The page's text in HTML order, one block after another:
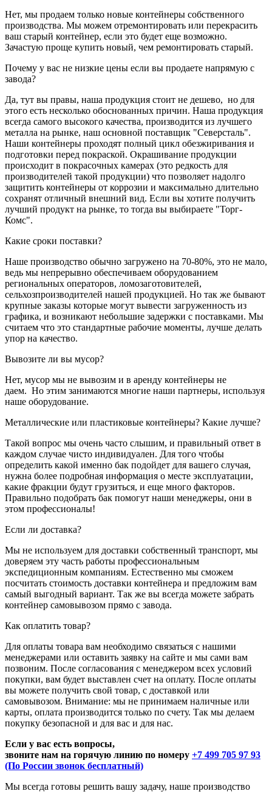
Нет, мы продаем только новые контейнеры собственного
производства. Мы можем отремонтировать или перекрасить
ваш старый контейнер, если это будет еще возможно.
Зачастую проще купить новый, чем ремонтировать старый.
Почему у вас не низкие цены если вы продаете напрямую с
завода?
Да, тут вы правы, наша продукция стоит не дешево, но для
этого есть несколько обоснованных причин. Наша продукция
всегда самого высокого качества, производится из лучшего
металла на рынке, наш основной поставщик "Северсталь".
Наши контейнеры проходят полный цикл обезжиривания и
подготовки перед покраской. Окрашивание продукции
происходит в покрасочных камерах (это редкость для
производителей такой продукции) что позволяет надолго
защитить контейнеры от коррозии и максимально длительно
сохранят отличный внешний вид. Если вы хотите получить
лучший продукт на рынке, то тогда вы выбираете "Торг-
Комс".
Какие сроки поставки?
Наше производство обычно загружено на 70-80%, это не мало,
ведь мы непрерывно обеспечиваем оборудованием
региональных операторов, ломозаготовителей,
сельхозпроизводителей нашей продукцией. Но так же бывают
крупные заказы которые могут вывести загруженность из
графика, и возникают небольшие задержки с поставками. Мы
считаем что это стандартные рабочие моменты, лучше делать
упор на качество.
Вывозите ли вы мусор?
Нет, мусор мы не вывозим и в аренду контейнеры не
даем. Но этим занимаются многие наши партнеры, используя
наше оборудование.
Металлические или пластиковые контейнеры? Какие лучше?
Такой вопрос мы очень часто слышим, и правильный ответ в
каждом случае чисто индивидуален. Для того чтобы
определить какой именно бак подойдет для вашего случая,
нужна более подробная информация о месте эксплуатации,
какие фракции будут грузиться, и еще много факторов.
Правильно подобрать бак помогут наши менеджеры, они в
этом профессионалы!
Если ли доставка?
Мы не используем для доставки собственный транспорт, мы
доверяем эту часть работы профессиональным
экспедиционным компаниям. Естественно мы сможем
посчитать стоимость доставки контейнера и предложим вам
самый выгодный вариант. Так же вы всегда можете забрать
контейнер самовывозом прямо с завода.
Как оплатить товар?
Для оплаты товара вам необходимо связаться с нашими
менеджерами или оставить заявку на сайте и мы сами вам
позвоним. После согласования с менеджером всех условий
покупки, вам будет выставлен счет на оплату. После оплаты
вы можете получить свой товар, с доставкой или
самовывозом. Внимание: мы не принимаем наличные или
карты, оплата производится только по счету. Так мы делаем
покупку безопасной и для вас и для нас.
Если у вас есть вопросы,
звоните нам на горячую линию по номеру +7 499 705 97 93
(По России звонок бесплатный)
Мы всегда готовы решить вашу задачу, наше производство